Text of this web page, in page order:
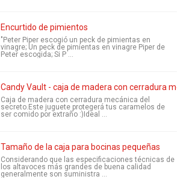
Encurtido de pimientos
"Peter Piper escogió un peck de pimientas en
vinagre; Un peck de pimientas en vinagre Piper de
Peter escogida; Si P ...
Candy Vault - caja de madera con cerradura
Caja de madera con cerradura mecánica del
secreto.Este juguete protegerá tus caramelos de
ser comido por extraño :)Ideal ...
Tamaño de la caja para bocinas pequeñas
Considerando que las especificaciones técnicas de
los altavoces más grandes de buena calidad
generalmente son suministra ...